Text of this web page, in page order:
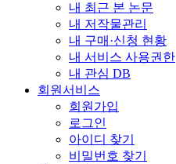
내 최근 본 논문
내 저작물관리
내 구매·신청 현황
내 서비스 사용권한
내 관심 DB
회원서비스
회원가입
로그인
아이디 찾기
비밀번호 찾기